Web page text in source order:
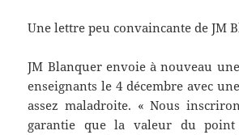
Une lettre peu convaincante de JM
JM Blanquer envoie à nouveau
enseignants le 4 décembre avec
assez maladroite. « Nous
garantie que la valeur du